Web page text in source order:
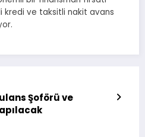
kredi ve taksitli nakit avans
Şoförü ve